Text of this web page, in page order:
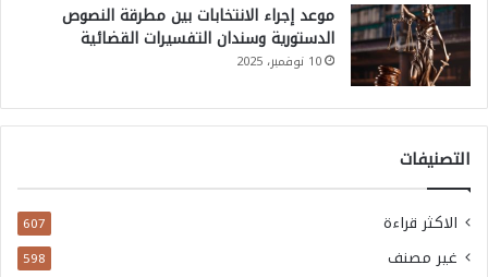
موعد إجراء الانتخابات بين مطرقة النصوص
الدستورية وسندان التفسيرات القضائية
10 نوفمبر، 2025
التصنيفات
الاكثر قراءة 607
غير مصنف 598